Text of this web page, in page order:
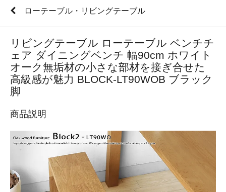
ローテーブル・リビングテーブル
リビングテーブル ローテーブル ベンチチ
ェア ダイニングベンチ 幅90cm ホワイト
オーク無垢材の小さな部材を接ぎ合せた
高級感が魅力 BLOCK-LT90WOB ブラック
脚
商品説明